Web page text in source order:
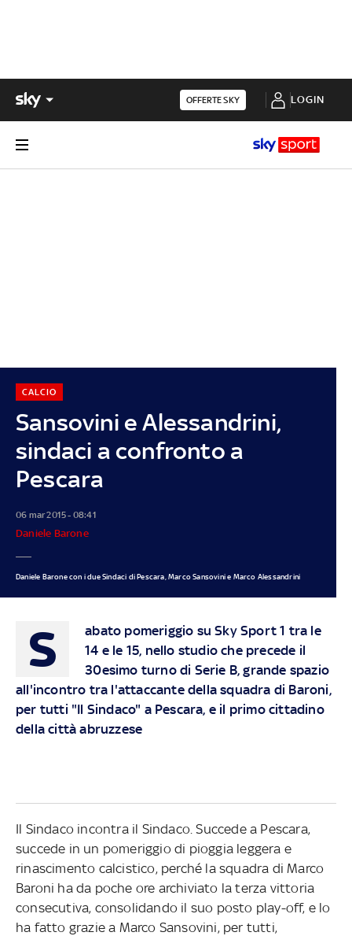
OFFERTE SKY LOGIN
Sansovini e Alessandrini,
sindaci a confronto a
Pescara
CALCIO
06 mar 2015 - 08:41
Daniele Barone
Daniele Barone con i due Sindaci di Pescara, Marco Sansovini e Marco Alessandrini
S
abato pomeriggio su Sky Sport 1 tra le
14 e le 15, nello studio che precede il
30esimo turno di Serie B, grande spazio
all'incontro tra l'attaccante della squadra di Baroni,
per tutti "Il Sindaco" a Pescara, e il primo cittadino
della città abruzzese
Il Sindaco incontra il Sindaco. Succede a Pescara,
succede in un pomeriggio di pioggia leggera e
rinascimento calcistico, perché la squadra di Marco
Baroni ha da poche ore archiviato la terza vittoria
consecutiva, consolidando il suo posto play-off, e lo
ha fatto grazie a Marco Sansovini, per tutti,